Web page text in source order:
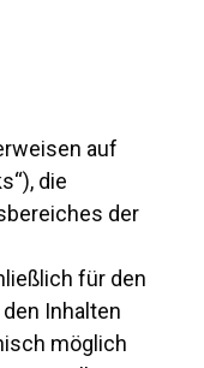
auf
die
der
für den
Inhalten
möglich